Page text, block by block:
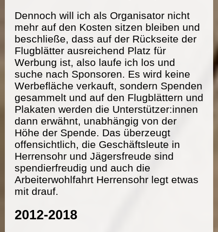
Dennoch will ich als Organisator nicht
mehr auf den Kosten sitzen bleiben und
beschließe, dass auf der Rückseite der
Flugblätter ausreichend Platz für
Werbung ist, also laufe ich los und
suche nach Sponsoren. Es wird keine
Werbefläche verkauft, sondern Spenden
gesammelt und auf den Flugblättern und
Plakaten werden die Unterstützer:innen
dann erwähnt, unabhängig von der
Höhe der Spende. Das überzeugt
offensichtlich, die Geschäftsleute in
Herrensohr und Jägersfreude sind
spendierfreudig und auch die
Arbeiterwohlfahrt Herrensohr legt etwas
mit drauf.
2012-2018